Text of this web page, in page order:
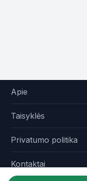
Apie
Taisyklės
Privatumo politika
Kontaktai